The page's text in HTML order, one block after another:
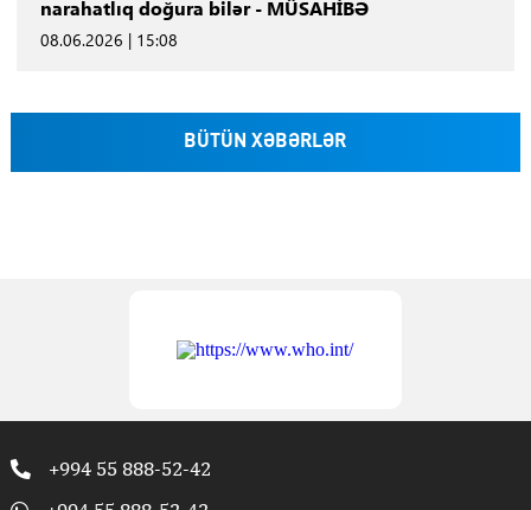
narahatlıq doğura bilər - MÜSAHİBƏ
08.06.2026 | 15:08
BÜTÜN XƏBƏRLƏR
+994 55 888-52-42